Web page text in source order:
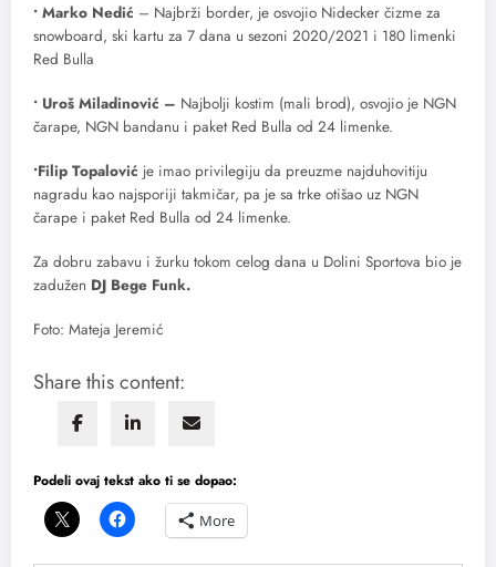
• Marko Nedić – Najbrži border, je osvojio Nidecker čizme za
snowboard, ski kartu za 7 dana u sezoni 2020/2021 i 180 limenki
Red Bulla
• Uroš Miladinović – Najbolji kostim (mali brod), osvojio je NGN
čarape, NGN bandanu i paket Red Bulla od 24 limenke.
•Filip Topalović je imao privilegiju da preuzme najduhovitiju
nagradu kao najsporiji takmičar, pa je sa trke otišao uz NGN
čarape i paket Red Bulla od 24 limenke.
Za dobru zabavu i žurku tokom celog dana u Dolini Sportova bio je
zadužen DJ Bege Funk.
Foto: Mateja Jeremić
Share this content:
Podeli ovaj tekst ako ti se dopao:
More